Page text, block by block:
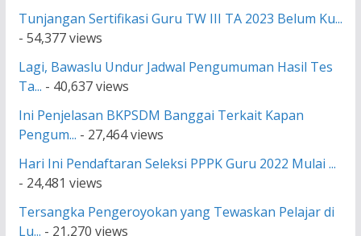
Tunjangan Sertifikasi Guru TW III TA 2023 Belum Ku...
- 54,377 views
Lagi, Bawaslu Undur Jadwal Pengumuman Hasil Tes
Ta... - 40,637 views
Ini Penjelasan BKPSDM Banggai Terkait Kapan
Pengum... - 27,464 views
Hari Ini Pendaftaran Seleksi PPPK Guru 2022 Mulai ...
- 24,481 views
Tersangka Pengeroyokan yang Tewaskan Pelajar di
Lu... - 21,270 views